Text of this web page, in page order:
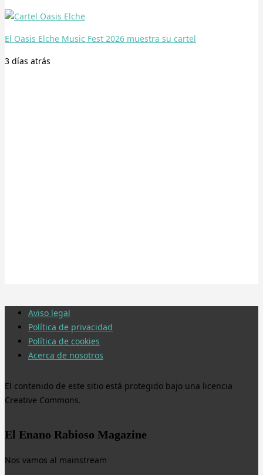
El Oasis Elche Music Fest 2026 muestra su cartel
3 días atrás
Aviso legal
Política de privacidad
Política de cookies
Acerca de nosotros
El contenido de este sitio está protegido bajo una licencia
Creative Commons.
El Enano Rabioso Magazine
Nos vamos al mainstream